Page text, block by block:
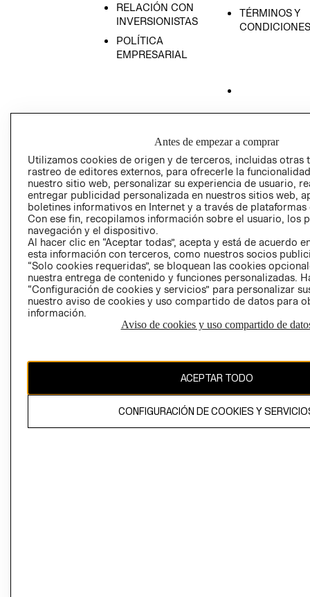
RELACIÓN CON
INVERSIONISTAS
POLÍTICA
EMPRESARIAL
TÉRMINOS Y
CONDICIONES
GIFT CARD
AVISO DE
Perú (S/)
CAMBIAR REGIÓN
propiedad de H&M Hennes & Mauritz AB
Antes de empezar a comprar
Utilizamos cookies de origen y de terceros, incluidas otras
rastreo de editores externos, para ofrecerle la
nuestro sitio web, personalizar su experiencia de usuario,
entregar publicidad personalizada en nuestros sitios web,
boletines informativos en Internet y a través de plataformas
Con ese fin, recopilamos información sobre el usuario, los
navegación y el dispositivo.
Al hacer clic en “Aceptar todas”, acepta y está de acuerdo
esta información con terceros, como nuestros socios
“Solo cookies requeridas”, se bloquean las cookies
nuestra entrega de contenido y funciones personalizadas.
“Configuración de cookies y servicios” para personalizar
nuestro aviso de cookies y uso compartido de datos para
información.
Aviso de cookies y uso compartido de
ACEPTAR TODO
CONFIGURACIÓN DE COOKIES Y